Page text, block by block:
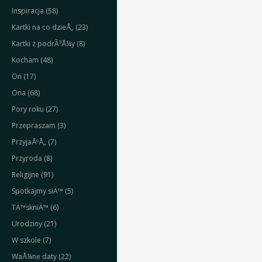
Inspiracja (58)
Kartki na co dzieÅ„ (23)
Kartki z podrÃ³Å¼y (8)
Kocham (48)
On (17)
Ona (68)
Pory roku (27)
Przepraszam (3)
PrzyjaÅºÅ„ (7)
Przyroda (8)
Religijne (91)
Spotkajmy siÄ™ (5)
TÄ™skniÄ™ (6)
Urodziny (21)
W szkole (7)
WaÅ¼ne daty (22)